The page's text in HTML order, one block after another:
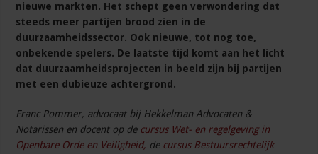
nieuwe markten. Het schept geen verwondering dat
steeds meer partijen brood zien in de
duurzaamheidssector. Ook nieuwe, tot nog toe,
onbekende spelers. De laatste tijd komt aan het licht
dat duurzaamheidsprojecten in beeld zijn bij partijen
met een dubieuze achtergrond.
Franc Pommer, advocaat bij Hekkelman Advocaten &
Notarissen en docent op de cursus Wet- en regelgeving in
Openbare Orde en Veiligheid, de cursus Bestuursrechtelijk